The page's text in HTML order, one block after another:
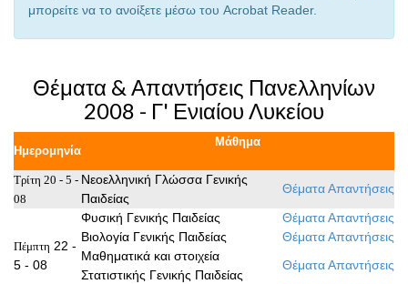
μπορείτε να το ανοίξετε μέσω του Acrobat Reader.
Θέματα & Απαντήσεις Πανελληνίων
2008 - Γ' Ενιαίου Λυκείου
Ημερομηνία
Μάθημα
Τρίτη 20 - 5 -
08
Νεοελληνική Γλώσσα Γενικής
Παιδείας
ΘέματαΑπαντήσεις
Πέμπτη 22 -
5 - 08
Φυσική Γενικής Παιδείας ΘέματαΑπαντήσεις
Βιολογία Γενικής Παιδείας
ΘέματαΑπαντήσεις
Μαθηματικά και στοιχεία
Στατιστικής Γενικής Παιδείας
ΘέματαΑπαντήσεις